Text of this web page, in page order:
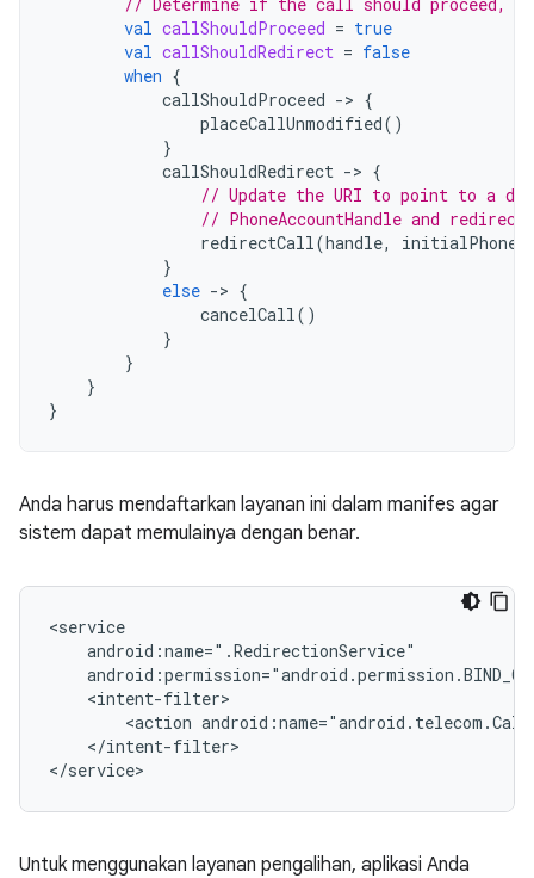
val callShouldProceed = true
val callShouldRedirect = false
when {
callShouldProceed -> {
placeCallUnmodified()
}
callShouldRedirect -> {
// Update the URI to point to a
// PhoneAccountHandle and redirect.
redirectCall(handle,
}
else -> {
cancelCall()
}
}
}
}
Anda harus mendaftarkan layanan ini dalam manifes agar
sistem dapat memulainya dengan benar.
<action
</intent-filter>
Untuk menggunakan layanan pengalihan, aplikasi Anda